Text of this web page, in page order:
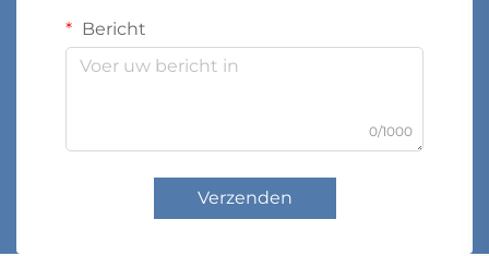
Bericht
0/1000
Verzenden